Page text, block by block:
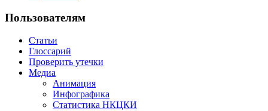
Пользователям
Статьи
Глоссарий
Проверить утечки
Медиа
Анимация
Инфографика
Статистика НКЦКИ